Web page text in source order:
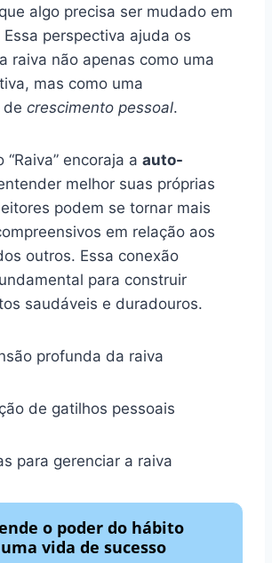
algo precisa ser mudado em
perspectiva ajuda os
raiva não apenas como uma
mas como uma
de crescimento pessoal.
encoraja a auto-
melhor suas próprias
podem se tornar mais
em relação aos
outros. Essa conexão
para construir
saudáveis e duradouros.
profunda da raiva
de gatilhos pessoais
para gerenciar a raiva
o poder do hábito
vida de sucesso